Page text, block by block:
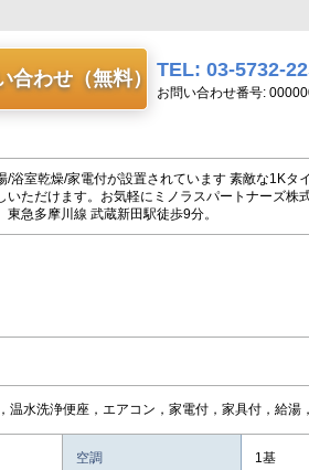
合わせ（無料） TEL: 03-5732-
お問い合わせ番号:
/浴室乾燥/家電付が設置されています 素敵な1Kタ
いただけます。お気軽にミノラスパートナーズ株
急多摩川線 武蔵新田駅徒歩9分。
温水洗浄便座，エアコン，家電付，家具付，給湯
空調 1基